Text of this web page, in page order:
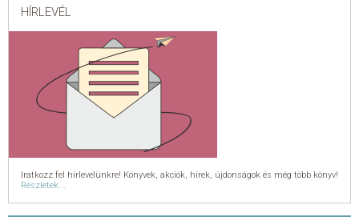
HÍRLEVÉL
Iratkozz fel hírlevelünkre! Könyvek, akciók, hírek, újdonságok és még több könyv!
Részletek...